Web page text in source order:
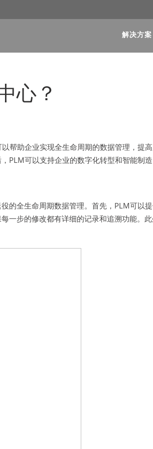
解决方案
心？
以帮助企业实现全生命周期的数据管理，提
可以支持企业的数字化转型和智能制造
的全生命周期数据管理。首先，PLM可以
一步的修改都有详细的记录和追溯功能。